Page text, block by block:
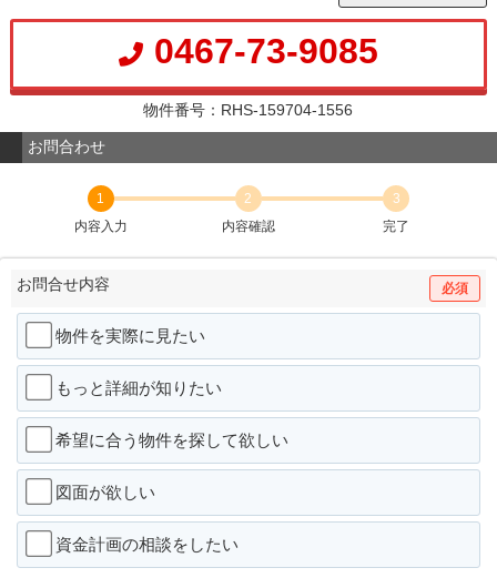
0467-73-9085
物件番号：RHS-159704-1556
お問合わせ
1
内容入力
2
内容確認
3
完了
お問合せ内容 必須
物件を実際に見たい
もっと詳細が知りたい
希望に合う物件を探して欲しい
図面が欲しい
資金計画の相談をしたい